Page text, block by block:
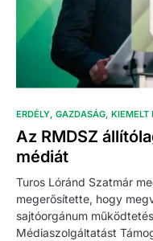
ERDÉLY GAZDASÁG KIEMELT
Az RMDSZ
médiát
Turos Lóránd Szatmár
megerősítette, hogy
sajtóorgánum
Médiaszolgáltatást